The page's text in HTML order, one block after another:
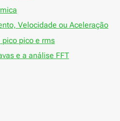
Velocidade ou Aceleração
pico e rms
e a análise FFT